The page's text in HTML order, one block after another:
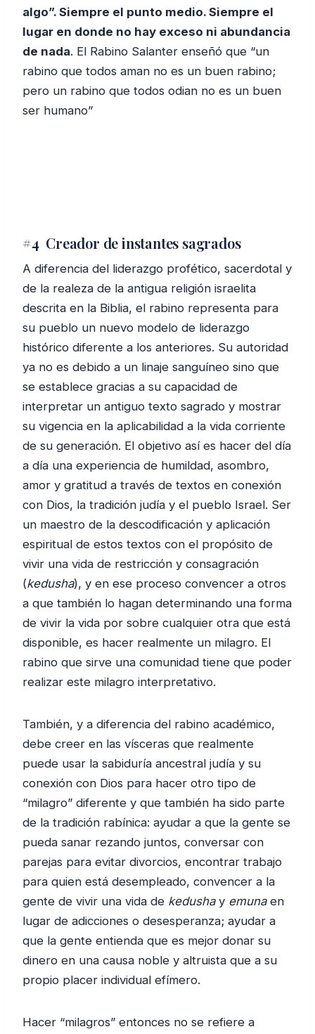
algo”. Siempre el punto medio. Siempre el
lugar en donde no hay exceso ni abundancia
de nada. El Rabino Salanter enseñó que “un
rabino que todos aman no es un buen rabino;
pero un rabino que todos odian no es un buen
ser humano”
#4 Creador de instantes sagrados
A diferencia del liderazgo profético, sacerdotal y
de la realeza de la antigua religión israelita
descrita en la Biblia, el rabino representa para
su pueblo un nuevo modelo de liderazgo
histórico diferente a los anteriores. Su autoridad
ya no es debido a un linaje sanguíneo sino que
se establece gracias a su capacidad de
interpretar un antiguo texto sagrado y mostrar
su vigencia en la aplicabilidad a la vida corriente
de su generación. El objetivo así es hacer del día
a día una experiencia de humildad, asombro,
amor y gratitud a través de textos en conexión
con Dios, la tradición judía y el pueblo Israel. Ser
un maestro de la descodificación y aplicación
espiritual de estos textos con el propósito de
vivir una vida de restricción y consagración
(kedusha), y en ese proceso convencer a otros
a que también lo hagan determinando una forma
de vivir la vida por sobre cualquier otra que está
disponible, es hacer realmente un milagro. El
rabino que sirve una comunidad tiene que poder
realizar este milagro interpretativo.
También, y a diferencia del rabino académico,
debe creer en las vísceras que realmente
puede usar la sabiduría ancestral judía y su
conexión con Dios para hacer otro tipo de
“milagro” diferente y que también ha sido parte
de la tradición rabínica: ayudar a que la gente se
pueda sanar rezando juntos, conversar con
parejas para evitar divorcios, encontrar trabajo
para quien está desempleado, convencer a la
gente de vivir una vida de kedushay emunaen
lugar de adicciones o desesperanza; ayudar a
que la gente entienda que es mejor donar su
dinero en una causa noble y altruista que a su
propio placer individual efímero.
Hacer “milagros” entonces no se refiere a